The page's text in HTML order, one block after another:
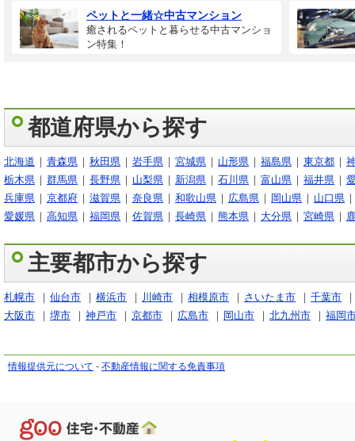
ペットと一緒☆中古マンション
癒されるペットと暮らせる中古マンショ
ン特集！
都道府県から探す
北海道 青森県 秋田県 岩手県 宮城県 山形県 福島県 東京都
栃木県
群馬県 長野県 山梨県 新潟県 石川県 富山県 福井県
兵庫県
京都府 滋賀県 奈良県 和歌山県 広島県 岡山県
山口県
愛媛県
高知県 福岡県 佐賀県 長崎県 熊本県 大分県 宮崎県
主要都市から探す
札幌市 仙台市 横浜市 川崎市 相模原市 さいたま市
千葉市
大阪市
堺市 神戸市 京都市 広島市 岡山市 北九州市 福岡
情報提供元について - 不動産情報に関する免責事項